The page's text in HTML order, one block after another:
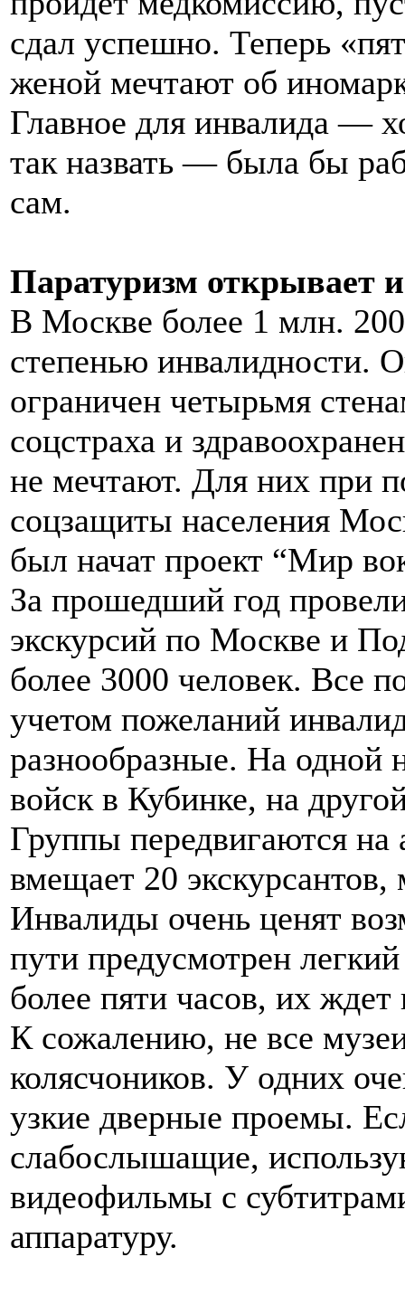
сдал успешно. Теперь
женой мечтают об
Главное для инвалида —
так назвать — была бы
сам.
Паратуризм открывает
В Москве более 1 млн.
степенью
ограничен четырьмя
соцстраха и
не мечтают. Для них при
соцзащиты населения
был начат проект “Мир
За прошедший год
экскурсий по Москве и
более 3000 человек. Все
учетом пожеланий
разнообразные. На
войск в Кубинке, на
Группы передвигаются на
вмещает 20 экскурсантов,
Инвалиды очень ценят
пути предусмотрен
более пяти часов, их
К сожалению, не все
колясчоников. У одних
узкие дверные проемы.
слабослышащие,
видеофильмы с
аппаратуру.